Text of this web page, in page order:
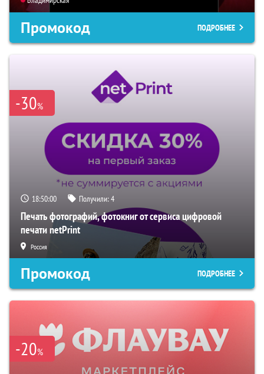
Промокод ПОДРОБНЕЕ
-30%
18:49:59 Получили:4
Печать фотографий, фотокниг от сервиса цифровой
печати netPrint
Россия
Промокод ПОДРОБНЕЕ
-20%